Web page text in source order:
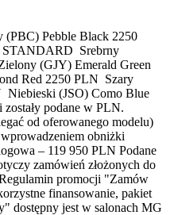
Pebble Black 2250
STANDARD Srebrny
(GJY) Emerald Green
Red 2250 PLN Szary
Niebieski (JSO) Como Blue
podane w PLN.
od oferowanego modelu)
obniżki
– 119 950 PLN Podane
zamówień złożonych do
promocji "Zamów
finansowanie, pakiet
dostępny jest w salonach MG